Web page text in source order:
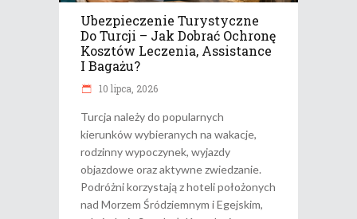
Ubezpieczenie Turystyczne
Do Turcji – Jak Dobrać Ochronę
Kosztów Leczenia, Assistance
I Bagażu?
10 lipca, 2026
Turcja należy do popularnych
kierunków wybieranych na wakacje,
rodzinny wypoczynek, wyjazdy
objazdowe oraz aktywne zwiedzanie.
Podróżni korzystają z hoteli położonych
nad Morzem Śródziemnym i Egejskim,